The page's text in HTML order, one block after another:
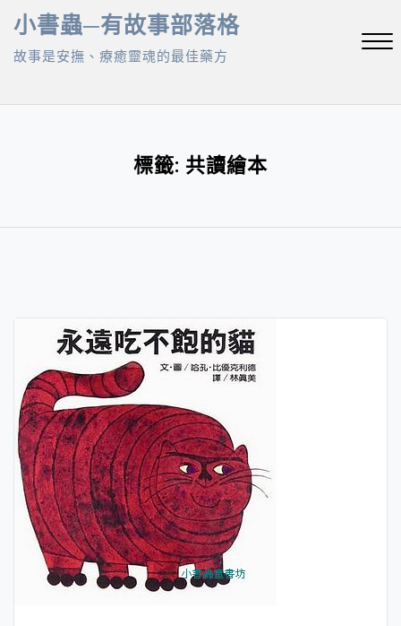
Skip
content
小書蟲─有故事部落格
故事是安撫、療癒靈魂的最佳藥方
標籤: 共讀繪本